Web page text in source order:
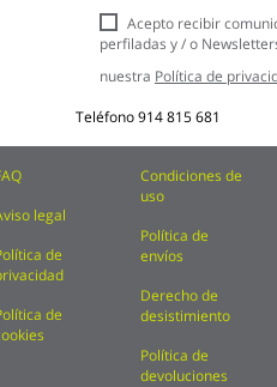
boletín
noticias:
Acepto recibir
perfiladas y / o
nuestra Política de
Teléfono914 815 681
legal
de
de
Condiciones de
uso
Política de
envíos
Derecho de
desistimiento
Política de
devoluciones